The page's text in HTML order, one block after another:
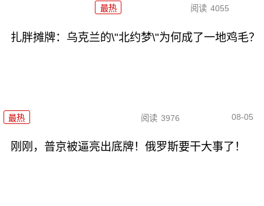
最热 阅读 4055
扎胖摊牌：乌克兰的\"北约梦\"为何成了一地鸡毛？
最热 阅读 3976 08-05
刚刚，普京被逼亮出底牌！俄罗斯要干大事了！